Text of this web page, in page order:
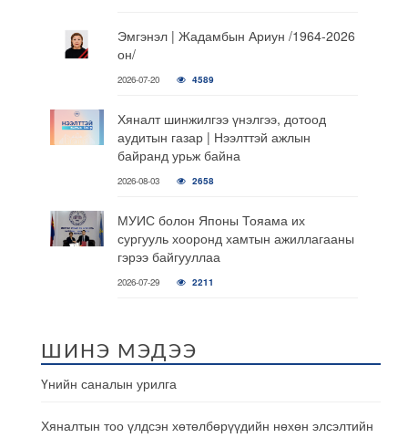
Эмгэнэл | Жадамбын Ариун /1964-2026
он/
2026-07-20 4589
Хяналт шинжилгээ үнэлгээ, дотоод
аудитын газар | Нээлттэй ажлын
байранд урьж байна
2026-08-03 2658
МУИС болон Японы Тояама их
сургууль хооронд хамтын ажиллагааны
гэрээ байгууллаа
2026-07-29 2211
ШИНЭ МЭДЭЭ
Үнийн саналын урилга
Хяналтын тоо үлдсэн хөтөлбөрүүдийн нөхөн элсэлтийн